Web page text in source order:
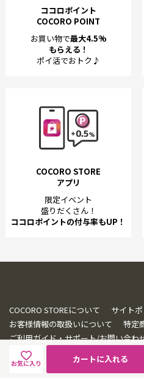
カートに入れる
お気に入り
ココロポイント
COCORO POINT
お買い物で最大4.5%
もらえる！
ポイ活でおトク♪
COCORO STORE
アプリ
限定イベント
盛りだくさん！
ココロポイントの付与率もUP！
COCORO STOREについて サイト
お客様情報の取扱いについて
特定
ご利用ガイド・サポート/お問い合わ